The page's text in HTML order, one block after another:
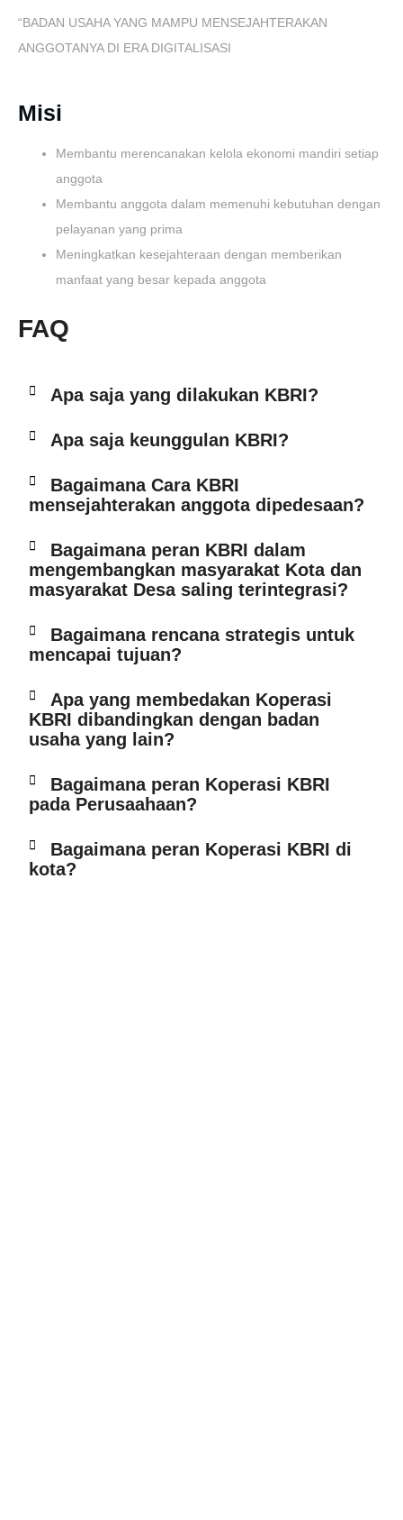
“BADAN USAHA YANG MAMPU MENSEJAHTERAKAN
ANGGOTANYA DI ERA DIGITALISASI
Misi
Membantu merencanakan kelola ekonomi mandiri setiap
anggota
Membantu anggota dalam memenuhi kebutuhan dengan
pelayanan yang prima
Meningkatkan kesejahteraan dengan memberikan
manfaat yang besar kepada anggota
FAQ
Apa saja yang dilakukan KBRI?
Apa saja keunggulan KBRI?
Bagaimana Cara KBRI
mensejahterakan anggota dipedesaan?
Bagaimana peran KBRI dalam
mengembangkan masyarakat Kota dan
masyarakat Desa saling terintegrasi?
Bagaimana rencana strategis untuk
mencapai tujuan?
Apa yang membedakan Koperasi
KBRI dibandingkan dengan badan
usaha yang lain?
Bagaimana peran Koperasi KBRI
pada Perusaahaan?
Bagaimana peran Koperasi KBRI di
kota?